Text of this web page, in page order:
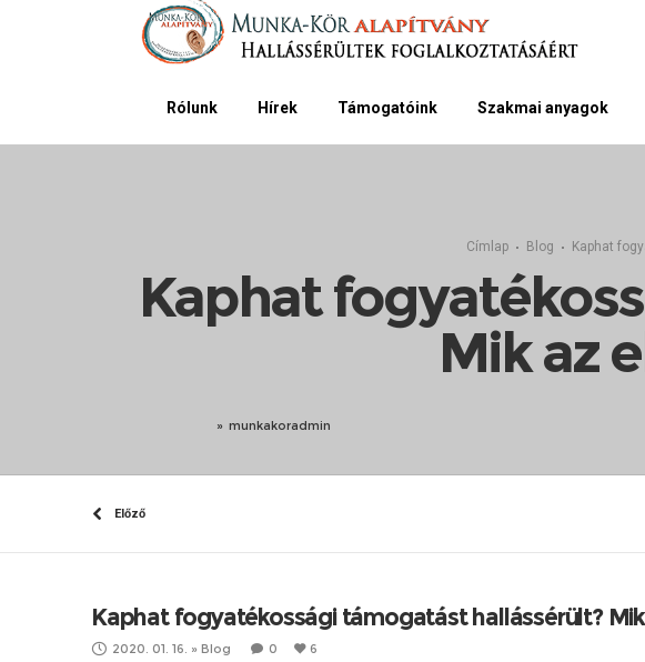
Rólunk Hírek Támogatóink Szakmai anyagok
Címlap Blog Kaphat
Kaphat
Mik az
» munkakoradmin
Előző
Kaphat fogyatékossági támogatást hallássérült?
2020. 01. 16. » Blog 0 6